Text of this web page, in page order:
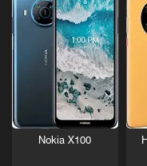
Nokia X100